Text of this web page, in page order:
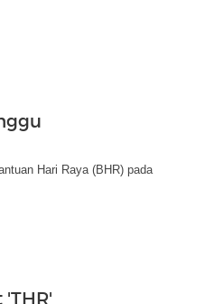
Hari Raya (BHR) pada